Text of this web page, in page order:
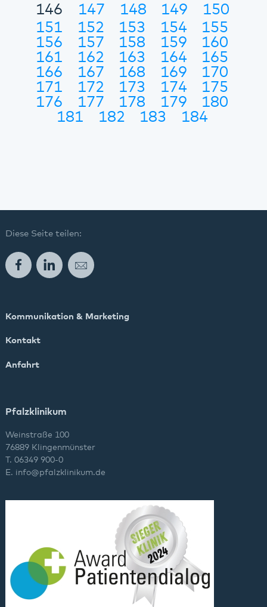
146
147 148 149
150
151
152 153 154
155
156
157 158 159
160
161
162 163 164
165
166
167 168 169
170
171
172 173 174
175
176
177 178 179
180
181
182 183 184
Diese Seite teilen:
FacebookLinkedInE-Mail
Kommunikation & Marketing
Kontakt
Anfahrt
Pfalzklinikum
Weinstraße 100
76889 Klingenmünster
T. 06349 900-0
E. info@pfalzklinikum.de